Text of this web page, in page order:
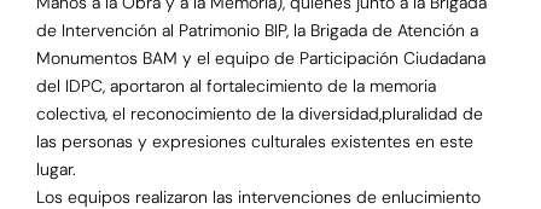
de Intervención al Patrimonio BIP, la Brigada de Atención a
Monumentos BAM y el equipo de Participación Ciudadana
del IDPC, aportaron al fortalecimiento de la memoria
colectiva, el reconocimiento de la diversidad,pluralidad de
las personas y expresiones culturales existentes en este
lugar.
Los equipos realizaron las intervenciones de enlucimiento